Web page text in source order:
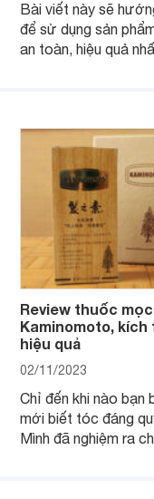
Bài viết này sẽ
để sử dụng sản
an toàn, hiệu quả
Review thuốc
Kaminomoto,
hiệu quả
02/11/2023
Chỉ đến khi nào bạn
mới biết tóc đáng
Mình đã nghiệm ra